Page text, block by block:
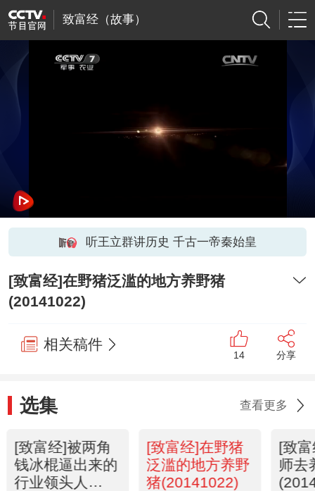
致富经（故事）
听王立群讲历史 千古一帝秦始皇
[致富经]在野猪泛滥的地方养野猪
(20141022)
相关稿件
14 分享
选集 查看更多
[致富经]被两角
钱冰棍逼出来的
行业领头人
[致富经]在野猪
泛滥的地方养野
猪(20141022)
[致
师去